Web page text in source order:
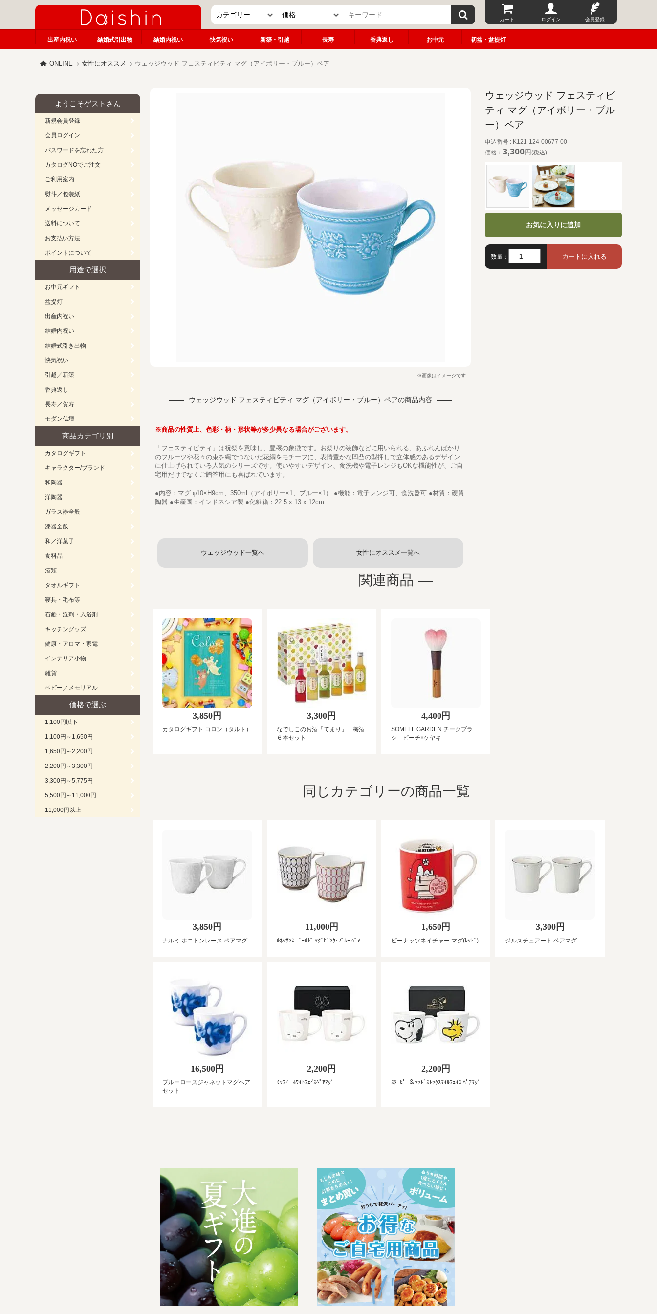
カート ログイン 会員登録
出産内祝い 結婚式引出物 結婚内祝い 快気祝い 新築・引越 長寿 香典返し お中元 初盆・盆提灯
ONLINE 女性にオススメ ウェッジウッド フェスティビティ マグ（アイボリー・ブルー）ペア
※画像はイメージです
ウェッジウッド フェスティビティ マグ（アイボリー・ブルー）ペアの商品内容
※商品の性質上、色彩・柄・形状等が多少異なる場合がございます。
「フェスティビティ」は祝祭を意味し、豊穣の象徴です。お祭りの装飾などに用いられる、あふれんばかり
のフルーツや花々の束を縄でつないだ花綱をモチーフに、表情豊かな凹凸の型押しで立体感のあるデザイン
に仕上げられている人気のシリーズです。使いやすいデザイン、食洗機や電子レンジもOKな機能性が、ご自
宅用だけでなくご贈答用にも喜ばれています。
●内容：マグ φ10×H9cm、350ml（アイボリー×1、ブルー×1） ●機能：電子レンジ可、食洗器可 ●材質：硬質
陶器 ●生産国：インドネシア製 ●化粧箱：22.5 x 13 x 12cm
ウェッジウッド一覧へ 女性にオススメ一覧へ
ウェッジウッド フェスティビ
ティ マグ（アイボリー・ブル
ー）ペア
申込番号 : K121-124-00677-00
価格：3,300円(税込)
お気に入りに追加
数量：
関連商品
3,850円
カタログギフト コロン（タルト）
3,300円
なでしこのお酒「てまり」 梅酒
６本セット
4,400円
SOMELL GARDEN チークブラ
シ ピーチ×ケヤキ
同じカテゴリーの商品一覧
3,850円
ナルミ ホニトンレース ペアマグ
11,000円
ﾙﾈｯｻﾝｽ ｺﾞｰﾙﾄﾞ ﾏｸﾞﾋﾟﾝｸ･ﾌﾞﾙｰ ﾍﾟｱ
1,650円
ピーナッツネイチャー マグ(ﾚｯﾄﾞ)
3,300円
ジルスチュアート ペアマグ
16,500円
ブルーローズジャネットマグペア
セット
2,200円
ﾐｯﾌｨｰ ﾎﾜｲﾄﾌｪｲｽﾍﾟｱﾏｸﾞ
2,200円
ｽﾇｰﾋﾟｰ＆ｳｯﾄﾞｽﾄｯｸｽﾏｲﾙﾌｪｲｽ ﾍﾟｱﾏｸﾞ
ようこそゲストさん
新規会員登録
会員ログイン
パスワードを忘れた方
カタログNOでご注文
ご利用案内
熨斗／包装紙
メッセージカード
送料について
お支払い方法
ポイントについて
用途で選択
お中元ギフト
盆提灯
出産内祝い
結婚内祝い
結婚式引き出物
快気祝い
引越／新築
香典返し
長寿／賀寿
モダン仏壇
商品カテゴリ別
カタログギフト
キャラクター/ブランド
和陶器
洋陶器
ガラス器全般
漆器全般
和／洋菓子
食料品
酒類
タオルギフト
寝具・毛布等
石鹸・洗剤・入浴剤
キッチングッズ
健康・アロマ・家電
インテリア小物
雑貨
ベビー／メモリアル
価格で選ぶ
1,100円以下
1,100円～1,650円
1,650円～2,200円
2,200円～3,300円
3,300円～5,775円
5,500円～11,000円
11,000円以上